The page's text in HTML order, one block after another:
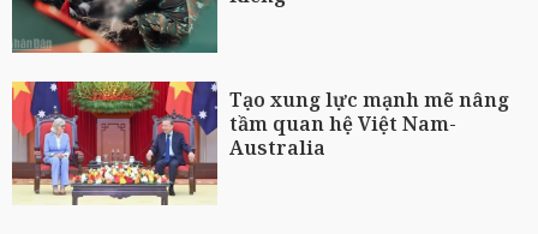
Tạo xung lực mạnh mẽ nâng
tầm quan hệ Việt Nam-
Australia